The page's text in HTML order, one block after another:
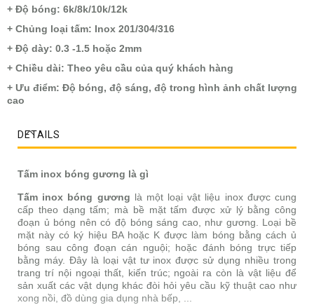
+ Độ bóng: 6k/8k/10k/12k
+ Chủng loại tấm: Inox 201/304/316
+ Độ dày: 0.3 -1.5 hoặc 2mm
+ Chiều dài: Theo yêu cầu của quý khách hàng
+ Ưu điểm: Độ bóng, độ sáng, độ trong hình ảnh chất lượng
cao
DETAILS
Tấm inox bóng gương là gì
Tấm inox bóng gương là một loại vật liệu inox được cung
cấp theo dạng tấm; mà bề mặt tấm được xử lý bằng công
đoạn ủ bóng nên có độ bóng sáng cao, như gương. Loại bề
mặt này có ký hiệu BA hoặc K được làm bóng bằng cách ủ
bóng sau công đoạn cán nguội; hoặc đánh bóng trực tiếp
bằng máy. Đây là loại vật tư inox được sử dụng nhiều trong
trang trí nội ngoại thất, kiến trúc; ngoài ra còn là vật liệu để
sản xuất các vật dụng khác đòi hỏi yêu cầu kỹ thuật cao như
xong nồi, đồ dùng gia dụng nhà bếp, ...